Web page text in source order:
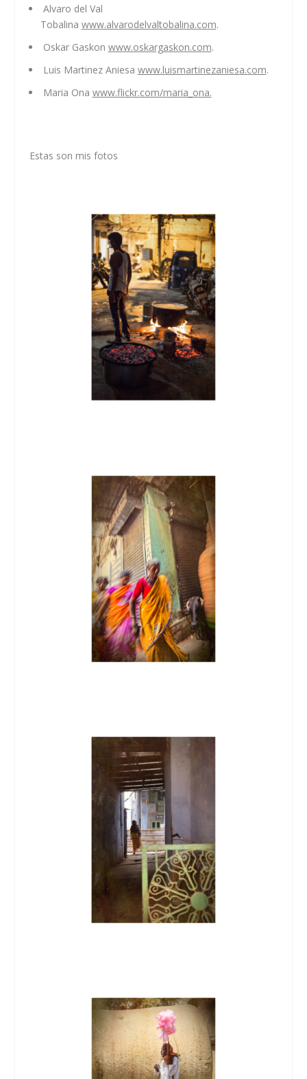
Alvaro del Val
Tobalina www.alvarodelvaltobalina.com.
Oskar Gaskon www.oskargaskon.com.
Luis Martinez Aniesa www.luismartinezaniesa.com.
Maria Ona www.flickr.com/maria_ona.
Estas son mis fotos